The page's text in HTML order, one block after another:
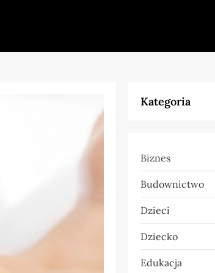
Kategoria
Biznes
Budownictwo
Dzieci
Dziecko
Edukacja